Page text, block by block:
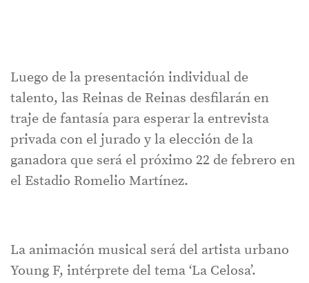
Luego de la presentación individual de
talento, las Reinas de Reinas desfilarán en
traje de fantasía para esperar la entrevista
privada con el jurado y la elección de la
ganadora que será el próximo 22 de febrero en
el Estadio Romelio Martínez.
La animación musical será del artista urbano
Young F, intérprete del tema ‘La Celosa’.